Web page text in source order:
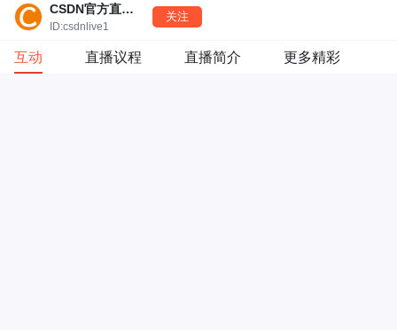
CSDN官方直播号
ID:csdnlive1
关注
互动 直播议程 直播简介 更多精彩